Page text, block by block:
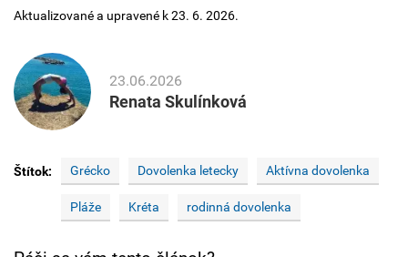
Aktualizované a upravené k 23. 6. 2026.
23.06.2026
Renata Skulínková
Štítok: Grécko Dovolenka letecky Aktívna dovolenka
Pláže Kréta rodinná dovolenka